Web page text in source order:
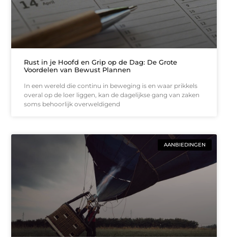
Rust in je Hoofd en Grip op de Dag: De Grote
Voordelen van Bewust Plannen
In een wereld die continu in beweging is en waar prikkels
overal op de loer liggen, kan de dagelijkse gang van zaken
soms behoorlijk overweldigend
AANBIEDINGEN